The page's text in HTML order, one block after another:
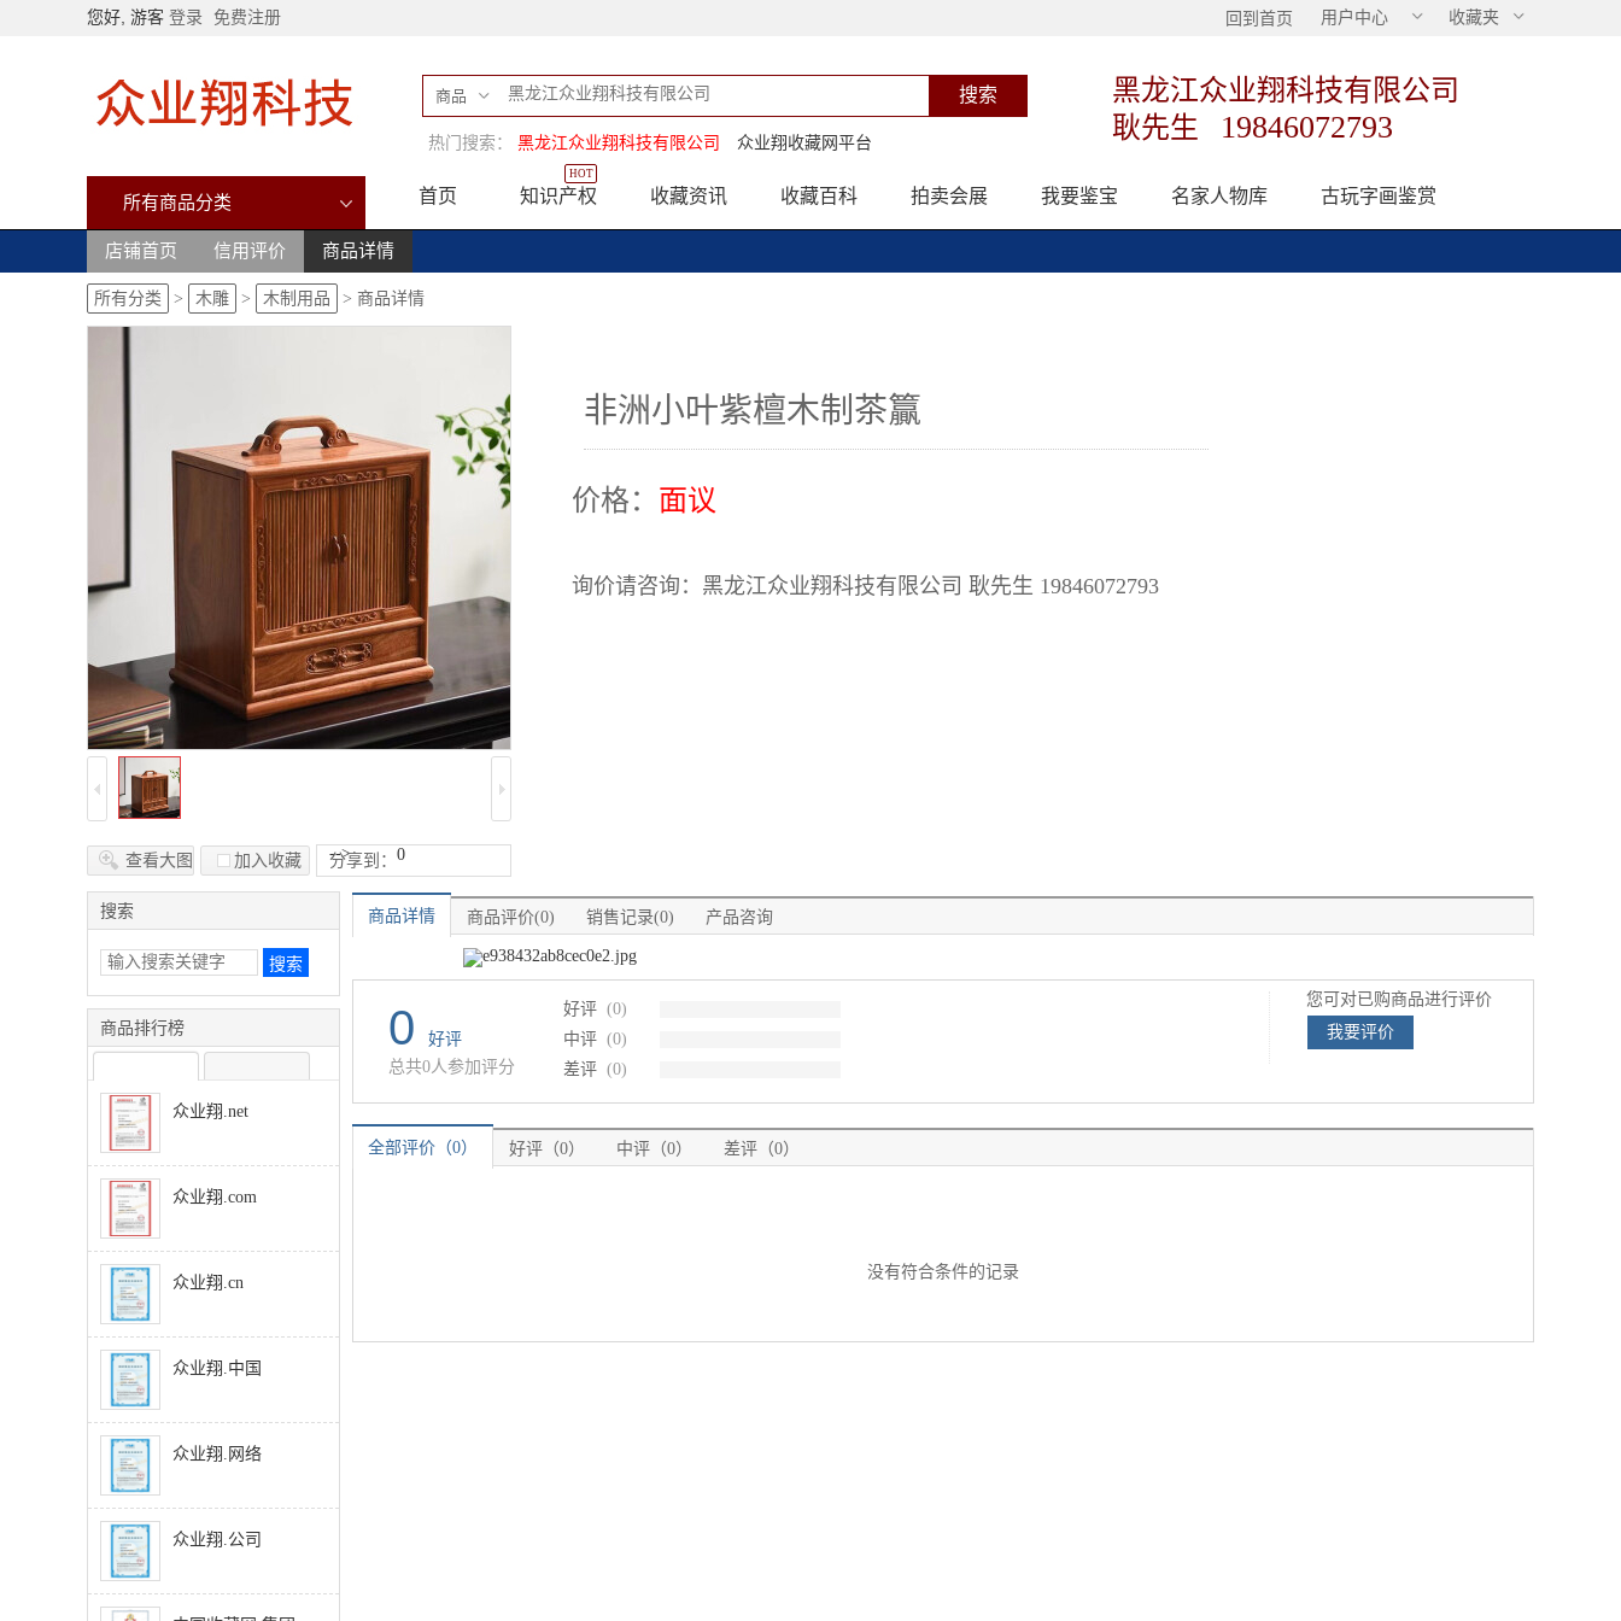
您好, 游客 登录 免费注册 回到首页 用户中心 收藏夹
商品
热门搜索： 黑龙江众业翔科技有限公司 众业翔收藏网平台
黑龙江众业翔科技有限公司
耿先生
19846072793
所有商品分类 首页 知识产权
HOT
收藏资讯 收藏百科 拍卖会展 我要鉴宝 名家人物库 古玩字画鉴赏
店铺首页 信用评价 商品详情
所有分类 > 木雕 > 木制用品 > 商品详情
查看大图 加入收藏 分享到： 0
-->
非洲小叶紫檀木制茶籯
价格： 面议
询价请咨询：黑龙江众业翔科技有限公司 耿先生 19846072793
搜索
商品排行榜
众业翔.net
众业翔.com
众业翔.cn
众业翔.中国
众业翔.网络
众业翔.公司
商品详情 商品评价(0) 销售记录(0) 产品咨询
0
好评
总共0人参加评分
好评 (0)
中评 (0)
差评 (0)
您可对已购商品进行评价
我要评价
全部评价（0） 好评（0） 中评（0） 差评（0）
没有符合条件的记录